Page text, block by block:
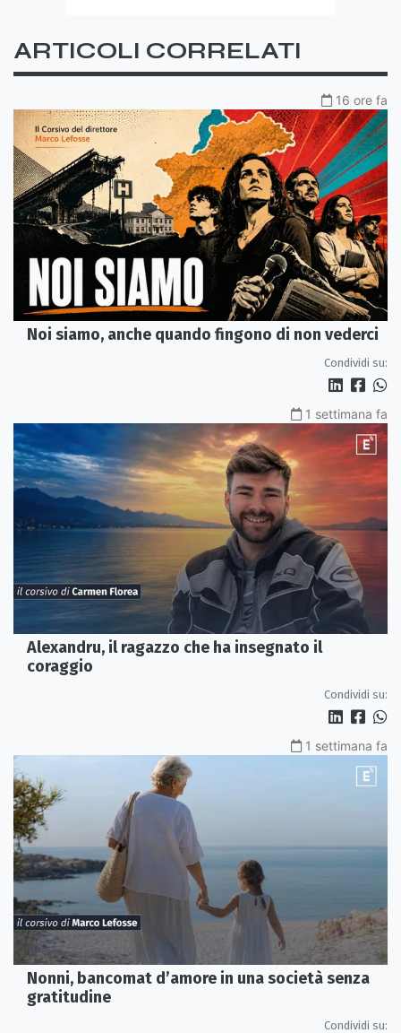
ARTICOLI CORRELATI
16 ore fa
Noi siamo, anche quando fingono di non vederci
Condividi su:
1 settimana fa
Alexandru, il ragazzo che ha insegnato il
coraggio
Condividi su:
1 settimana fa
Nonni, bancomat d’amore in una società senza
gratitudine
Condividi su: